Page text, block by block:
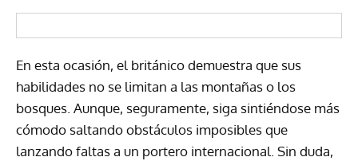
En esta ocasión, el británico demuestra que sus
habilidades no se limitan a las montañas o los
bosques. Aunque, seguramente, siga sintiéndose más
cómodo saltando obstáculos imposibles que
lanzando faltas a un portero internacional. Sin duda,